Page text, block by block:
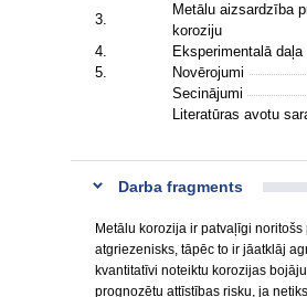
3.
Metālu aizsardzība
koroziju
4.
Eksperimentalā daļa
5.
Novērojumi
Secinājumi
Literatūras avotu
Darba fragments
Metālu korozija ir patvaļīgi
atgriezenisks, tāpēc to ir jāatklāj
kvantitatīvi noteiktu korozijas
prognozētu attīstības risku, ja